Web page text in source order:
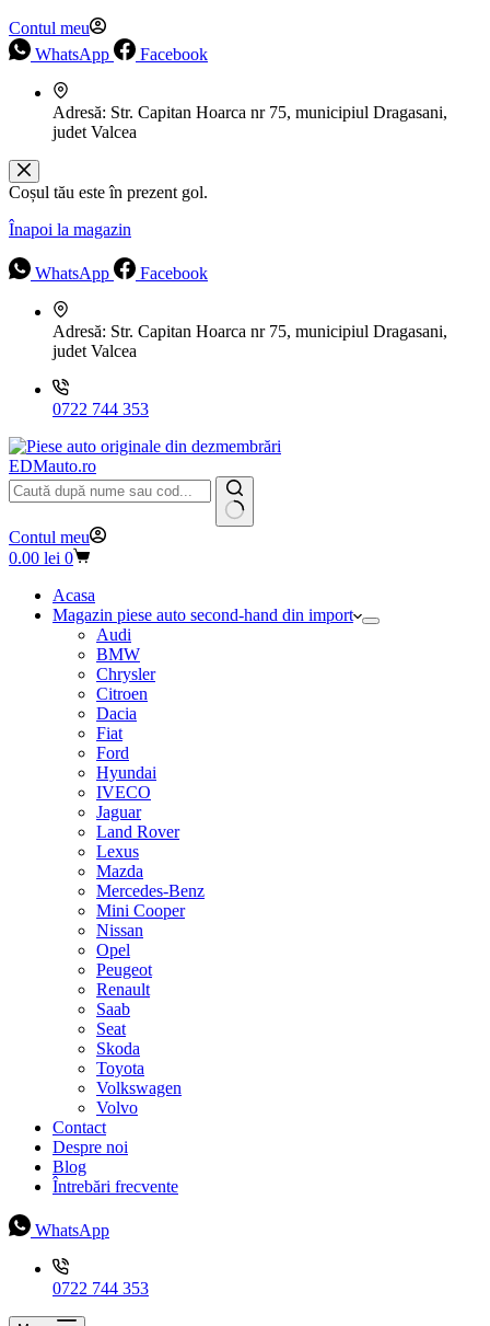
Contul meu
WhatsApp
Facebook
Adresă: Str. Capitan Hoarca nr 75, municipiul Dragasani,
judet Valcea
Coșul tău este în prezent gol.
Înapoi la magazin
WhatsApp Facebook
Adresă: Str. Capitan Hoarca nr 75, municipiul Dragasani,
judet Valcea
0722 744 353
EDMauto.ro
Niciun
rezultat
Contul meu
Coș
cumpărături
0.00 lei 0
Acasa
Magazin piese auto second-hand din import
Audi
BMW
Chrysler
Citroen
Dacia
Fiat
Ford
Hyundai
IVECO
Jaguar
Land Rover
Lexus
Mazda
Mercedes-Benz
Mini Cooper
Nissan
Opel
Peugeot
Renault
Saab
Seat
Skoda
Toyota
Volkswagen
Volvo
Contact
Despre noi
Blog
Întrebări frecvente
WhatsApp
0722 744 353